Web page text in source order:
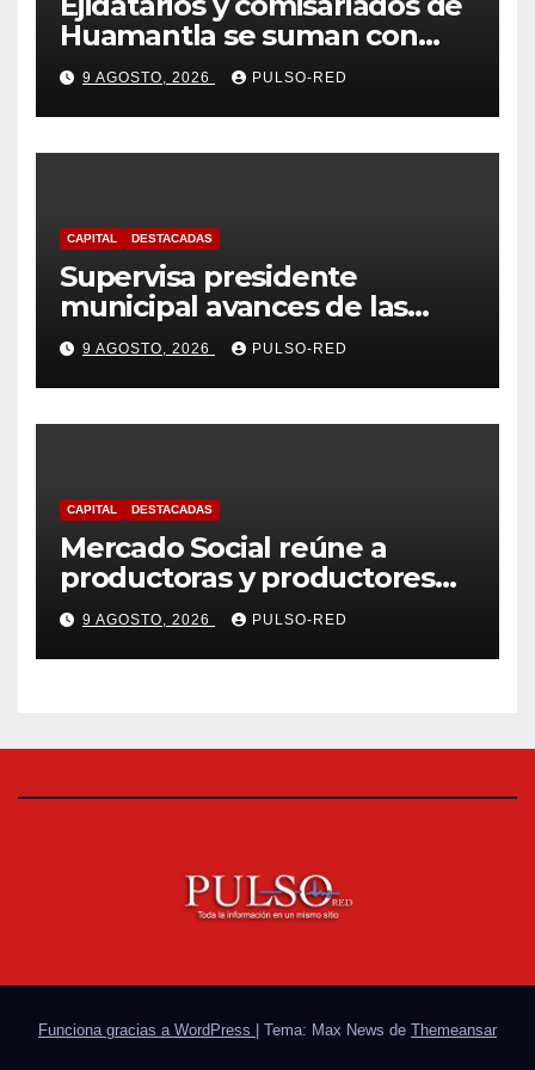
Huamantla se suman con
Alfonso Sánchez, respaldan
su proyecto de defensa
9 AGOSTO, 2026 PULSO-RED
CAPITAL DESTACADAS
Supervisa presidente
municipal avances de las
acciones de “Más Territorio y
Menos Escritorio” en la
Unidad Habitacional Cuatro
Señoríos
9 AGOSTO, 2026 PULSO-RED
CAPITAL DESTACADAS
Mercado Social reúne a
productoras y productores
de la región en una jornada
de convivencia y consumo
local en Tlaxcala
9 AGOSTO, 2026 PULSO-RED
Funciona gracias a WordPress | Tema: Max News de Themeansar